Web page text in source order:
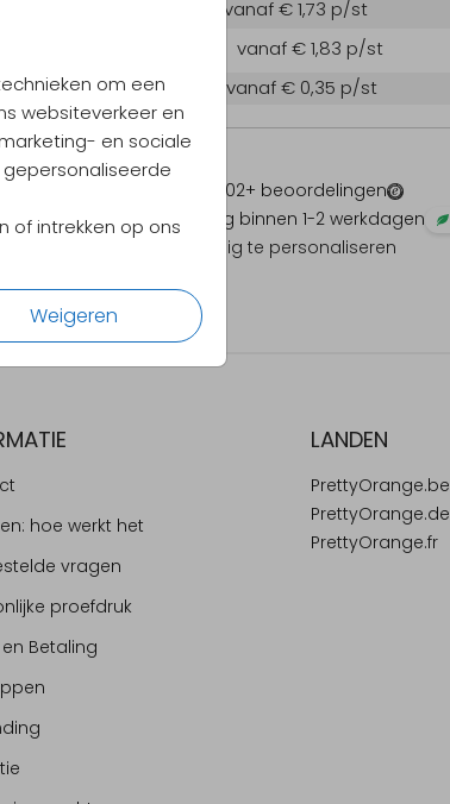
om een
websiteverkeer en
en sociale
of intrekken op ons
Weigeren
1202+ beoordelingen
Verzending binnen 1-2 werkdagen
Alles volledig te personaliseren
vanaf € 1,73 p/st
vanaf € 1,83 p/st
Enveloppen
vanaf € 0,35 p/st
hoe werkt het
vragen
proefdruk
en Betaling
LANDEN
PrettyOrange.be
PrettyOrange.de
PrettyOrange.fr